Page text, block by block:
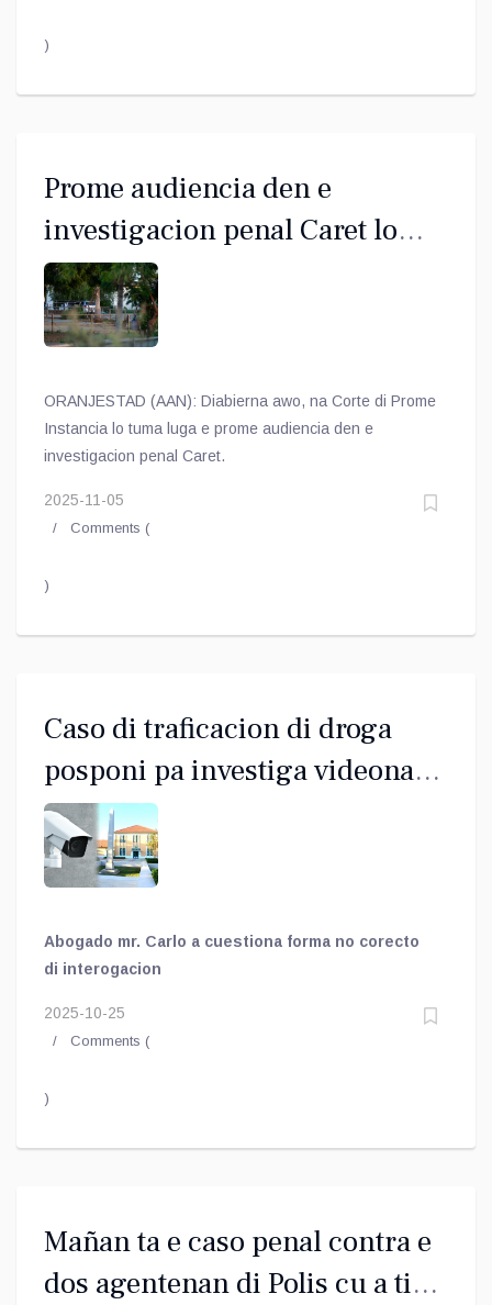
)
Prome audiencia den e
investigacion penal Caret lo
tuma lugar diabierna 7 di
november
ORANJESTAD (AAN): Diabierna awo, na Corte di Prome
Instancia lo tuma luga e prome audiencia den e
investigacion penal Caret.
2025-11-05
Comments (
)
Caso di traficacion di droga
posponi pa investiga videonan
di interogacion
Abogado mr. Carlo a cuestiona forma no corecto
di interogacion
2025-10-25
Comments (
)
Mañan ta e caso penal contra e
dos agentenan di Polis cu a tira